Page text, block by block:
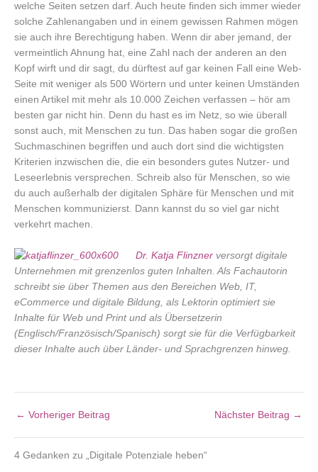
welche Seiten setzen darf. Auch heute finden sich immer wieder
solche Zahlenangaben und in einem gewissen Rahmen mögen
sie auch ihre Berechtigung haben. Wenn dir aber jemand, der
vermeintlich Ahnung hat, eine Zahl nach der anderen an den
Kopf wirft und dir sagt, du dürftest auf gar keinen Fall eine Web-
Seite mit weniger als 500 Wörtern und unter keinen Umständen
einen Artikel mit mehr als 10.000 Zeichen verfassen – hör am
besten gar nicht hin. Denn du hast es im Netz, so wie überall
sonst auch, mit Menschen zu tun. Das haben sogar die großen
Suchmaschinen begriffen und auch dort sind die wichtigsten
Kriterien inzwischen die, die ein besonders gutes Nutzer- und
Leseerlebnis versprechen. Schreib also für Menschen, so wie
du auch außerhalb der digitalen Sphäre für Menschen und mit
Menschen kommunizierst. Dann kannst du so viel gar nicht
verkehrt machen.
Dr. Katja Flinznerversorgt digitale
Unternehmen mit grenzenlos guten Inhalten. Als Fachautorin
schreibt sie über Themen aus den Bereichen Web, IT,
eCommerce und digitale Bildung, als Lektorin optimiert sie
Inhalte für Web und Print und als Übersetzerin
(Englisch/Französisch/Spanisch) sorgt sie für die Verfügbarkeit
dieser Inhalte auch über Länder- und Sprachgrenzen hinweg.
← Vorheriger Beitrag Nächster Beitrag →
4 Gedanken zu „Digitale Potenziale heben“